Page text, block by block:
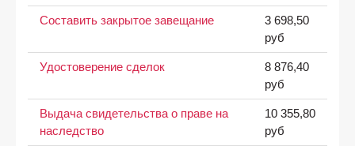
Составить закрытое завещание
3 698,50
руб
Удостоверение сделок
8 876,40
руб
Выдача свидетельства о праве на
наследство
10 355,80
руб